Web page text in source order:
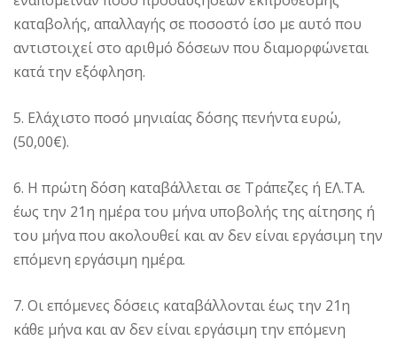
καταβολής, απαλλαγής σε ποσοστό ίσο με αυτό που
αντιστοιχεί στο αριθμό δόσεων που διαμορφώνεται
κατά την εξόφληση.
5. Ελάχιστο ποσό μηνιαίας δόσης πενήντα ευρώ,
(50,00€).
6. Η πρώτη δόση καταβάλλεται σε Τράπεζες ή ΕΛ.ΤΑ.
έως την 21η ημέρα του μήνα υποβολής της αίτησης ή
του μήνα που ακολουθεί και αν δεν είναι εργάσιμη την
επόμενη εργάσιμη ημέρα.
7. Οι επόμενες δόσεις καταβάλλονται έως την 21η
κάθε μήνα και αν δεν είναι εργάσιμη την επόμενη